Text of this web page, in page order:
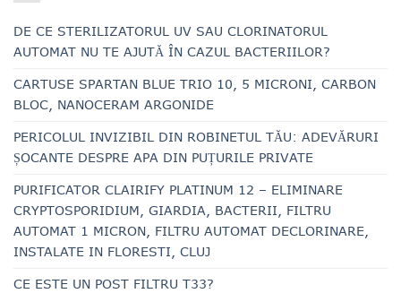
DE CE STERILIZATORUL UV SAU CLORINATORUL
AUTOMAT NU TE AJUTĂ ÎN CAZUL BACTERIILOR?
CARTUSE SPARTAN BLUE TRIO 10, 5 MICRONI, CARBON
BLOC, NANOCERAM ARGONIDE
PERICOLUL INVIZIBIL DIN ROBINETUL TĂU: ADEVĂRURI
ȘOCANTE DESPRE APA DIN PUȚURILE PRIVATE
PURIFICATOR CLAIRIFY PLATINUM 12 – ELIMINARE
CRYPTOSPORIDIUM, GIARDIA, BACTERII, FILTRU
AUTOMAT 1 MICRON, FILTRU AUTOMAT DECLORINARE,
INSTALATE IN FLORESTI, CLUJ
CE ESTE UN POST FILTRU T33?